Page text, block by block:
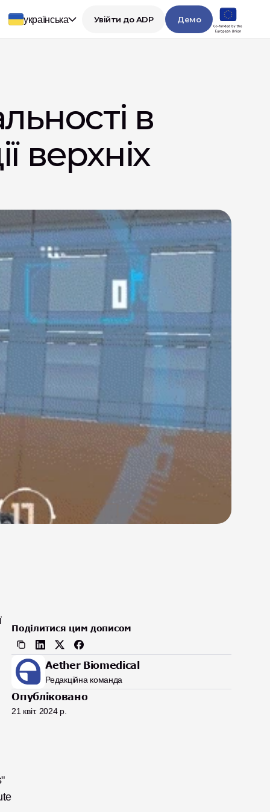
українська Увійти до ADP Демо
в
верхніх
Поділитися цим дописом
Aether Biomedical
Редакційна команда
Опубліковано
21 квіт. 2024 р.